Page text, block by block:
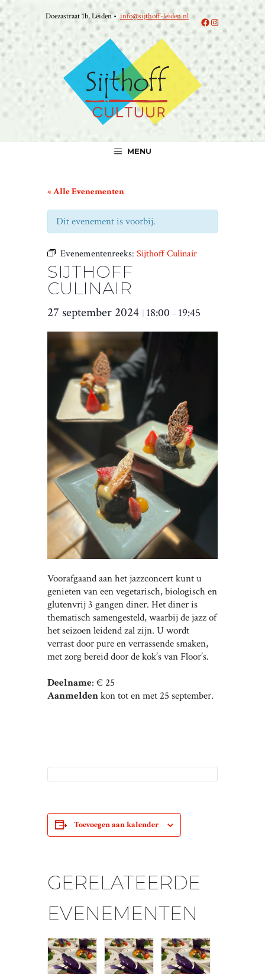
Ga
de
inhoud
Doezastraat 1b, Leiden • info@sijthoff-leiden.nl Facebook
Instagram
MENU
« Alle Evenementen
Dit evenement is voorbij.
Evenementenreeks: Sijthoff Culinair
SIJTHOFF
CULINAIR
27 september 2024 18:00 – 19:45
Voorafgaand aan het jazzconcert kunt u
genieten van een vegetarisch, biologisch en
glutenvrij 3 gangen diner. Het diner is
thematisch samengesteld, waarbij de jazz of
het seizoen leidend zal zijn. U wordt
verrast door pure en verrassende smaken,
met zorg bereid door de kok’s van Floor’s.
Deelname: € 25
Aanmeldenkon tot en met 25 september.
Toevoegen aan kalender
GERELATEERDE
EVENEMENTEN